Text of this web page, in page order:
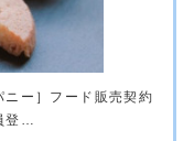
ニー］フード販売契約
登…